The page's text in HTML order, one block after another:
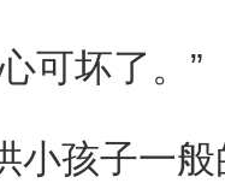
坏了。”
孩子一般